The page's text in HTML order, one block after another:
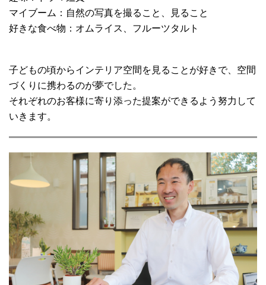
マイブーム：自然の写真を撮ること、見ること
好きな食べ物：オムライス、フルーツタルト
子どもの頃からインテリア空間を見ることが好きで、空間
づくりに携わるのが夢でした。
それぞれのお客様に寄り添った提案ができるよう努力して
いきます。